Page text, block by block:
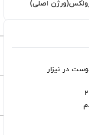
رولکس(ورژن اصلی)
در نیزار